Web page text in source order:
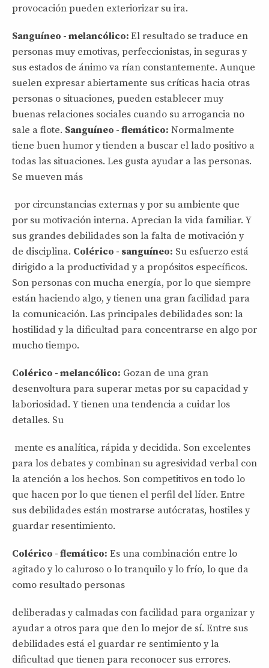
provocación pueden exteriorizar su ira.
Sanguíneo - melancólico: El resultado se traduce en
personas muy emotivas, perfeccionistas, in seguras y
sus estados de ánimo va rían constantemente. Aunque
suelen expresar abiertamente sus críticas hacia otras
personas o situaciones, pueden establecer muy
buenas relaciones sociales cuando su arrogancia no
sale a flote. Sanguíneo - flemático: Normalmente
tiene buen humor y tienden a buscar el lado positivo a
todas las situaciones. Les gusta ayudar a las personas.
Se mueven más
por circunstancias externas y por su ambiente que
por su motivación interna. Aprecian la vida familiar. Y
sus grandes debilidades son la falta de motivación y
de disciplina. Colérico - sanguíneo: Su esfuerzo está
dirigido a la productividad y a propósitos específicos.
Son personas con mucha energía, por lo que siempre
están haciendo algo, y tienen una gran facilidad para
la comunicación. Las principales debilidades son: la
hostilidad y la dificultad para concentrarse en algo por
mucho tiempo.
Colérico - melancólico: Gozan de una gran
desenvoltura para superar metas por su capacidad y
laboriosidad. Y tienen una tendencia a cuidar los
detalles. Su
mente es analítica, rápida y decidida. Son excelentes
para los debates y combinan su agresividad verbal con
la atención a los hechos. Son competitivos en todo lo
que hacen por lo que tienen el perfil del líder. Entre
sus debilidades están mostrarse autócratas, hostiles y
guardar resentimiento.
Colérico - flemático: Es una combinación entre lo
agitado y lo caluroso o lo tranquilo y lo frío, lo que da
como resultado personas
deliberadas y calmadas con facilidad para organizar y
ayudar a otros para que den lo mejor de sí. Entre sus
debilidades está el guardar re sentimiento y la
dificultad que tienen para reconocer sus errores.